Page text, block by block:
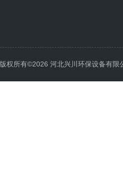
版权所有©2026 河北兴川环保设备有